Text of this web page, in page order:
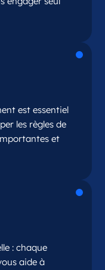
est essentiel
les règles de
et
: chaque
aide à